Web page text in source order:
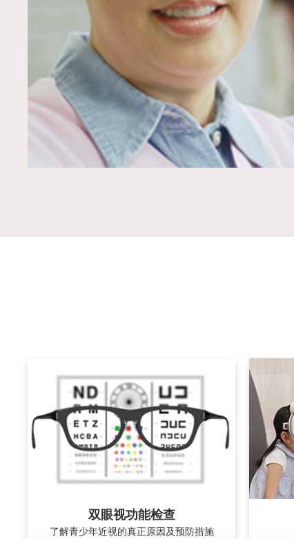
双眼视功能检查
了解青少年近视的真正原因及预防措施